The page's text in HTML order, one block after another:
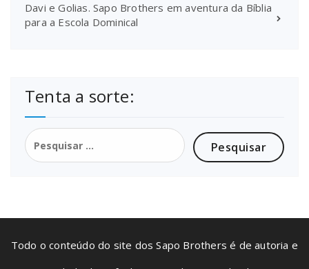
Davi e Golias. Sapo Brothers em aventura da Bíblia
para a Escola Dominical
Tenta a sorte:
Pesquisar
por:
Todo o conteúdo do site dos Sapo Brothers é de autoria e